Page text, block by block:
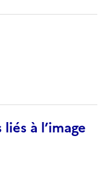
à l’image